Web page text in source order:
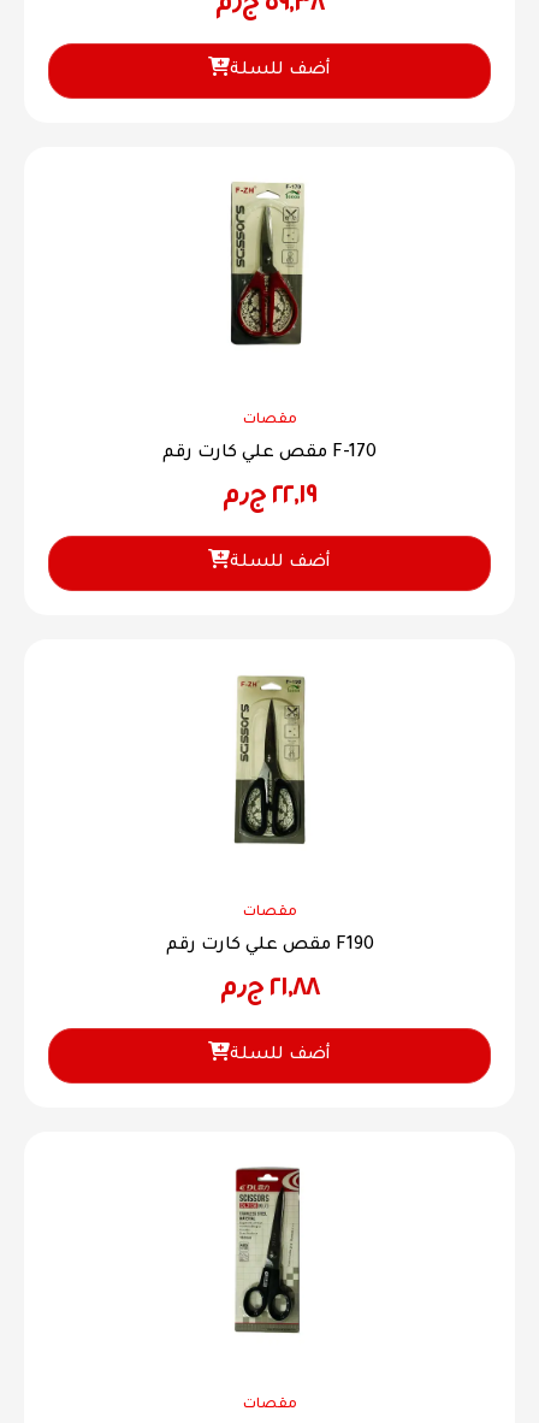
٥٩,٣٨ ج٫م
أضف للسلة
مقصات
مقص علي كارت رقم F-170
٢٢,١٩ ج٫م
أضف للسلة
مقصات
مقص علي كارت رقم F190
٢١,٨٨ ج٫م
أضف للسلة
مقصات